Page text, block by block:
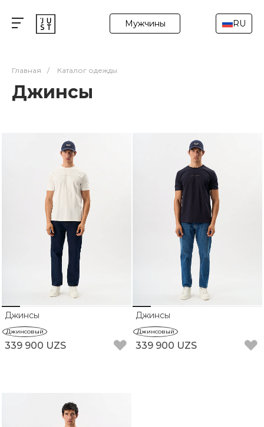
Мужчины RU
Главная / Каталог одежды
Джинсы
Джинсы
Джинсовый
339 900 UZS
Джинсы
Джинсовый
339 900 UZS